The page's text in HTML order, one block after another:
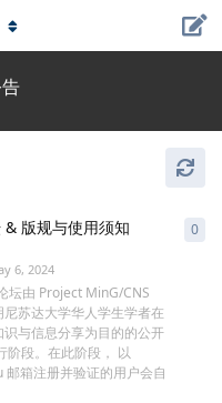
版规与使用须知
6, 2024
坛由 Project MinG/CNS
苏达大学华人学生学者在
与信息分享为目的的公开
阶段。在此阶段， 以
箱注册并验证的用户会自
0